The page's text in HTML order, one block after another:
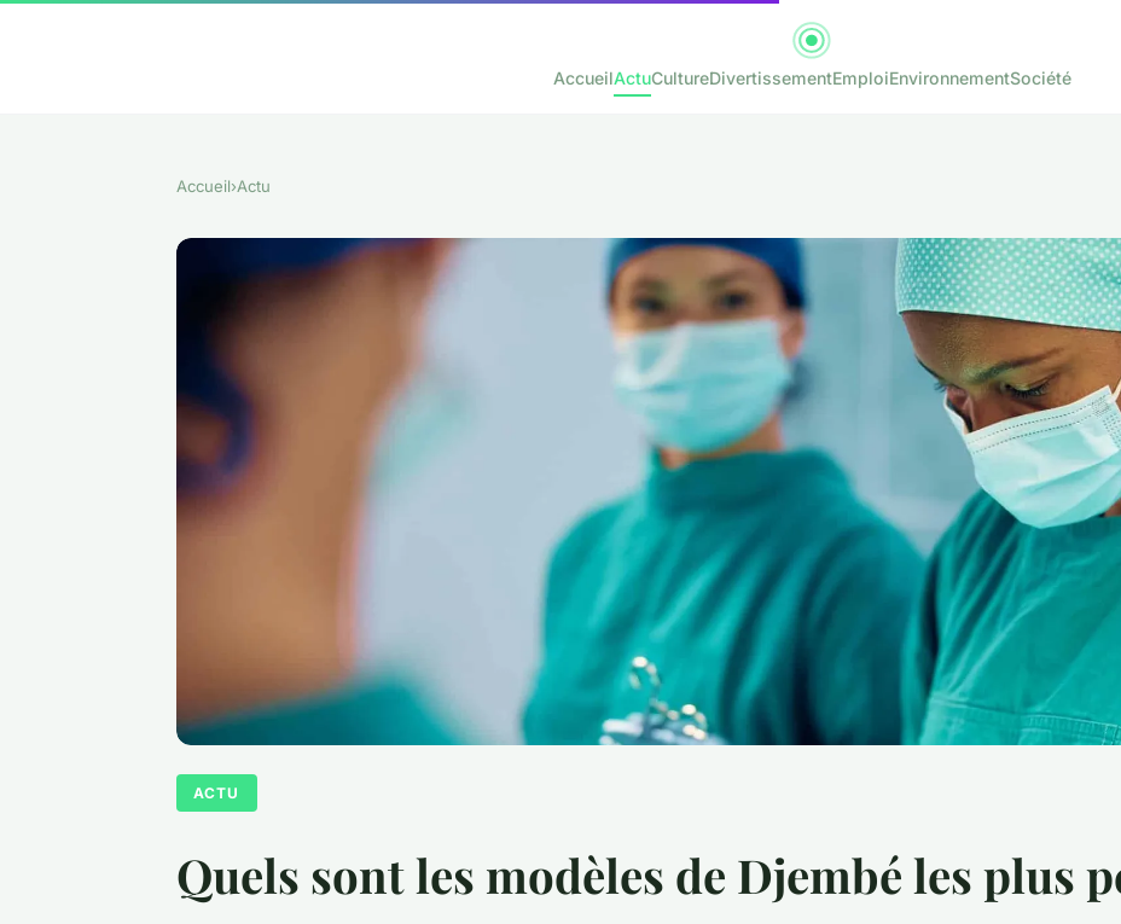
AccueilActuCultureDivertissementEmploiEnvironnementSociété
Accueil›Actu
ACTU
Quels sont les modèles de Djembé les plus